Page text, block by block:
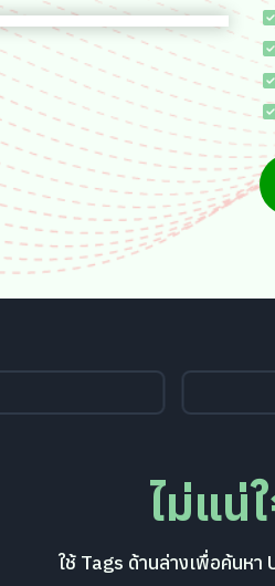
ไม่แน่
ใช้ Tags ด้านล่างเพื่อค้นห